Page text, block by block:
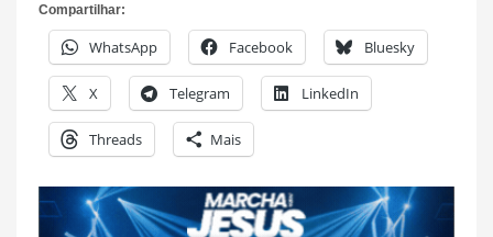
Compartilhar:
WhatsApp Facebook Bluesky
X Telegram LinkedIn
Threads Mais